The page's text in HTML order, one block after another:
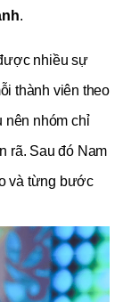
.
nhiều sự
thành viên theo
nên nhóm chỉ
rã. Sau đó Nam
và từng bước